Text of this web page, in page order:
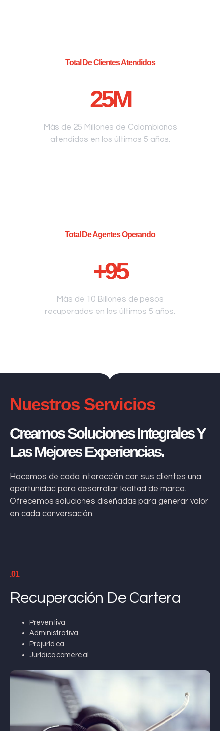
Total De Clientes Atendidos
25M
Más de 25 Millones de Colombianos
atendidos en los últimos 5 años.
Total De Agentes Operando
+95
Más de 10 Billones de pesos
recuperados en los últimos 5 años.
Nuestros Servicios
Creamos Soluciones Integrales Y
Las Mejores Experiencias.
Hacemos de cada interacción con sus clientes una
oportunidad para desarrollar lealtad de marca.
Ofrecemos soluciones diseñadas para generar valor
en cada conversación.
.01
Recuperación De Cartera
Preventiva
Administrativa
Prejurídica
Jurídico comercial